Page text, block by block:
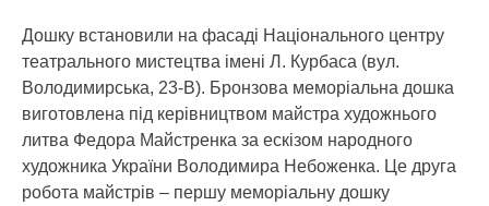
Дошку встановили на фасаді Національного центру
театрального мистецтва імені Л. Курбаса (вул.
Володимирська, 23-В). Бронзова меморіальна дошка
виготовлена під керівництвом майстра художнього
литва Федора Майстренка за ескізом народного
художника України Володимира Небоженка. Це друга
робота майстрів – першу меморіальну дошку